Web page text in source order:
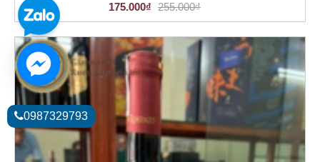
175.000₫ 255.000₫
0987329793